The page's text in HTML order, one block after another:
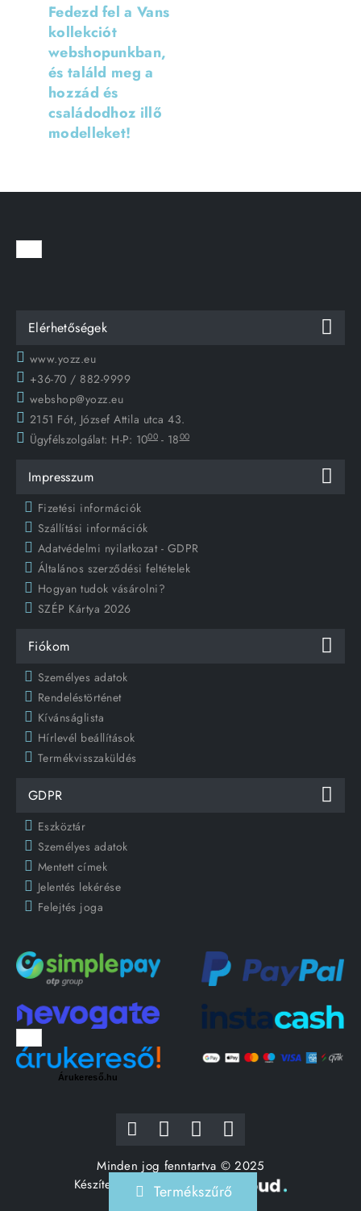
Fedezd fel a Vans
kollekciót
webshopunkban,
és találd meg a
hozzád és
családodhoz illő
modelleket!
Elérhetőségek
www.yozz.eu
+36-70 / 882-9999
webshop@yozz.eu
2151 Fót, József Attila utca 43.
Ügyfélszolgálat: H-P: 1000 - 1800
Impresszum
Fizetési információk
Szállítási információk
Adatvédelmi nyilatkozat - GDPR
Általános szerződési feltételek
Hogyan tudok vásárolni?
SZÉP Kártya 2026
Fiókom
Személyes adatok
Rendeléstörténet
Kívánságlista
Hírlevél beállítások
Termékvisszaküldés
GDPR
Eszköztár
Személyes adatok
Mentett címek
Jelentés lekérése
Felejtés joga
Árukereső.hu
Minden jog fenntartva © 2025
Készítette:
Termékszűrő